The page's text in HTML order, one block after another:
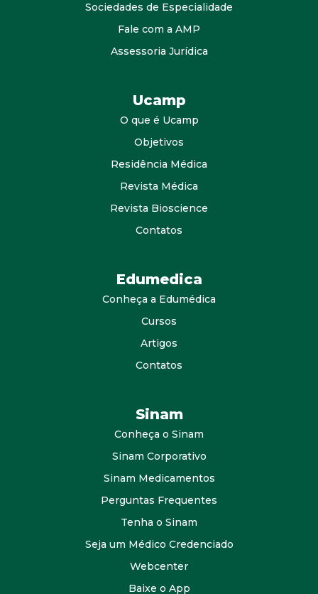
Sociedades de Especialidade
Fale com a AMP
Assessoria Jurídica
Ucamp
O que é Ucamp
Objetivos
Residência Médica
Revista Médica
Revista Bioscience
Contatos
Edumedica
Conheça a Edumédica
Cursos
Artigos
Contatos
Sinam
Conheça o Sinam
Sinam Corporativo
Sinam Medicamentos
Perguntas Frequentes
Tenha o Sinam
Seja um Médico Credenciado
Webcenter
Baixe o App